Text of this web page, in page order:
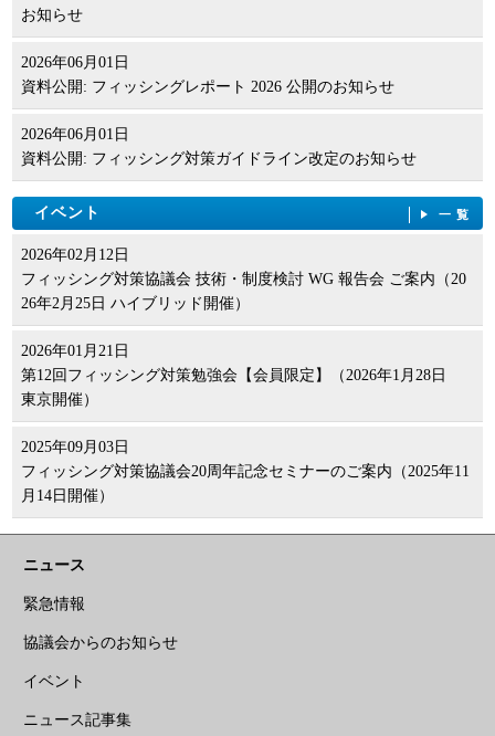
お知らせ
2026年06月01日
資料公開: フィッシングレポート 2026 公開のお知らせ
2026年06月01日
資料公開: フィッシング対策ガイドライン改定のお知らせ
イベント 一覧
2026年02月12日
フィッシング対策協議会 技術・制度検討 WG 報告会 ご案内（20
26年2月25日 ハイブリッド開催）
2026年01月21日
第12回フィッシング対策勉強会【会員限定】（2026年1月28日
東京開催）
2025年09月03日
フィッシング対策協議会20周年記念セミナーのご案内（2025年11
月14日開催）
ニュース
緊急情報
協議会からのお知らせ
イベント
ニュース記事集